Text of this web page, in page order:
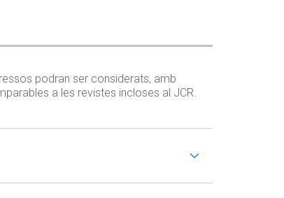
podran ser considerats, amb
a les revistes incloses al JCR.